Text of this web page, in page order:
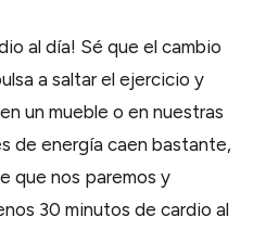
al día! Sé que el cambio
a saltar el ejercicio y
un mueble o en nuestras
de energía caen bastante,
que nos paremos y
30 minutos de cardio al